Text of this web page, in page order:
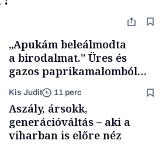
„Apukám beleálmodta
a birodalmat.” Üres és
gazos paprikamalomból
fűszersztori
Kis Judit 11 perc
Aszály, ársokk,
generációváltás – aki a
viharban is előre néz